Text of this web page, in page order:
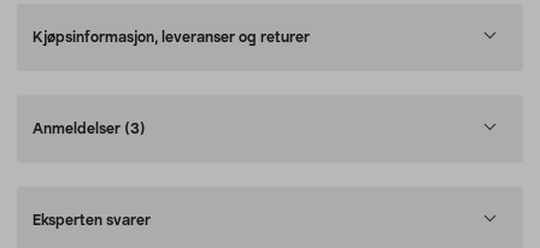
Kjøpsinformasjon, leveranser og returer
Anmeldelser (3)
Eksperten svarer